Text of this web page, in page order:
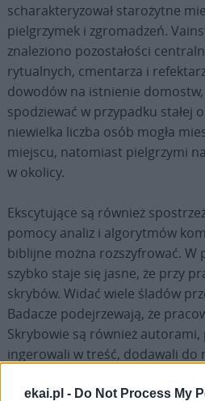
ekai.pl - Do Not Process My
scharakteryzował starożytne
pielgrzymek i zgromadzeń.
znaleziono pozostałości
rytualnych, cmentarza i
dowodów na istnienie
spodziewać w przypadku stałej
niewielka liczba osób mogła
miejscu, natomiast pielgrzymi
w okolicy.
Ekscytujące są również
pomocy analiz i algorytmów
biblijne można rozszyfrować. W
szybko staje się jasne, że przy
skrybów. Widać wiele śladów
Badacze podejrzewają, że
Skrybowie są również
ingerowali w treść, dodawali do